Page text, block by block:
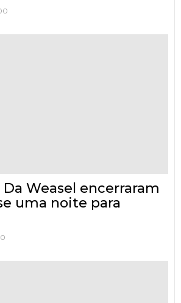
Da Weasel encerraram
uma noite para